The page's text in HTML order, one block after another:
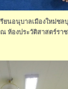
นอนุบาลเมืองใหม่ชล
ห้องประวัติสาสตร์รา